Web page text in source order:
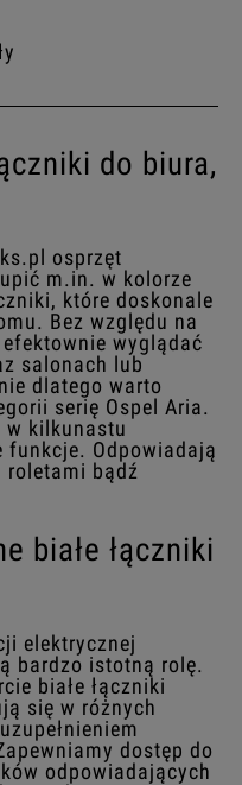
do biura,
osprzęt
m.in. w kolorze
które doskonale
Bez względu na
wyglądać
salonach lub
dlatego warto
serię Ospel Aria.
w kilkunastu
funkcje. Odpowiadają
roletami bądź
białe łączniki
elektrycznej
bardzo istotną rolę.
białe łączniki
się w różnych
dostęp do
odpowiadających